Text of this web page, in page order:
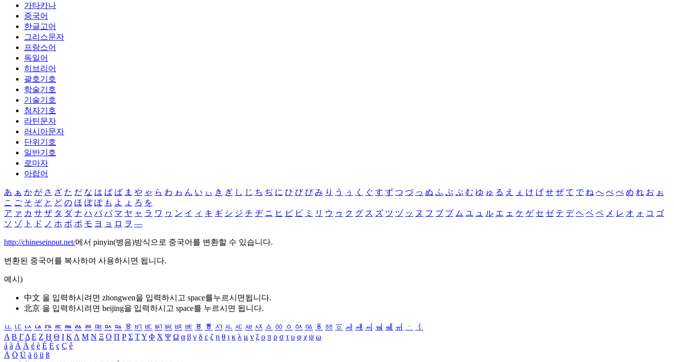
가타카나
중국어
한글고어
그리스문자
프랑스어
독일어
히브리어
괄호기호
학술기호
기술기호
첨자기호
라틴문자
러시아문자
단위기호
일반기호
로마자
아랍어
あ ぁ か が さ ざ た だ な は ば ぱ ま や ゃ ら わ ゎ ん い ぃ き ぎ し じ ち ぢ に ひ び ぴ み り う ぅ く ぐ す ず つ づ っ ぬ ふ ぶ ぷ む ゆ ゅ る え ぇ け げ せ ぜ て で ね へ べ ぺ め れ お ぉ
こ ご そ ぞ と ど の ほ ぼ ぽ も よ ょ ろ を
ア ァ カ サ ザ タ ダ ナ ハ バ パ マ ヤ ャ ラ ワ ヮ ン イ ィ キ ギ シ ジ チ ヂ ニ ヒ ビ ピ ミ リ ウ ゥ ク グ ス ズ ツ ヅ ッ ヌ フ ブ プ ム ユ ュ ル エ ェ ケ ゲ セ ゼ テ デ ヘ ベ ペ メ レ オ ォ コ ゴ
ソ ゾ ト ド ノ ホ ボ ポ モ ヨ ョ ロ ヲ ―
http://chineseinput.net/에서 pinyin(병음)방식으로 중국어를 변환할 수 있습니다.
변환된 중국어를 복사하여 사용하시면 됩니다.
예시)
中文 을 입력하시려면 zhongwen을 입력하시고 space를누르시면됩니다.
北京 을 입력하시려면 beijing을 입력하시고 space를 누르시면 됩니다.
ㅥ ㅦ ㅧ ㅨ ㅩ ㅪ ㅫ ㅬ ㅭ ㅮ ㅯ ㅰ ㅱ ㅲ ㅳ ㅴ ㅵ ㅶ ㅷ ㅸ ㅹ ㅺ ㅻ ㅼ ㅽ ㅾ ㅿ ㆀ ㆁ ㆂ ㆃ ㆄ ㆅ ㆆ ㆇ ㆈ ㆉ ㆊ ㆋ ㆌ ㆍ
ㆎ
Α Β ΓΔ Ε Ζ Η Θ Ι ΚΛ Μ Ν Ξ Ο Π Ρ Σ ΤΥ Φ Χ Ψ Ω α β γ δ ε ζ η θ ι κ λ μ ν ξ ο π ρ σ τ υ φ χ ψ ω
á à Á À é è É È ç Ç ê
Ä Ö Ü ä ö ü ß